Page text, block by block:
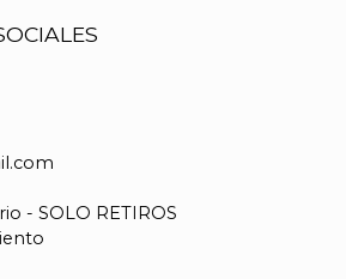
- SOLO RETIROS